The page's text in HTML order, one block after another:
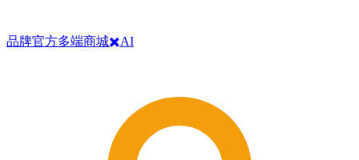
品牌官方多端商城✖️AI